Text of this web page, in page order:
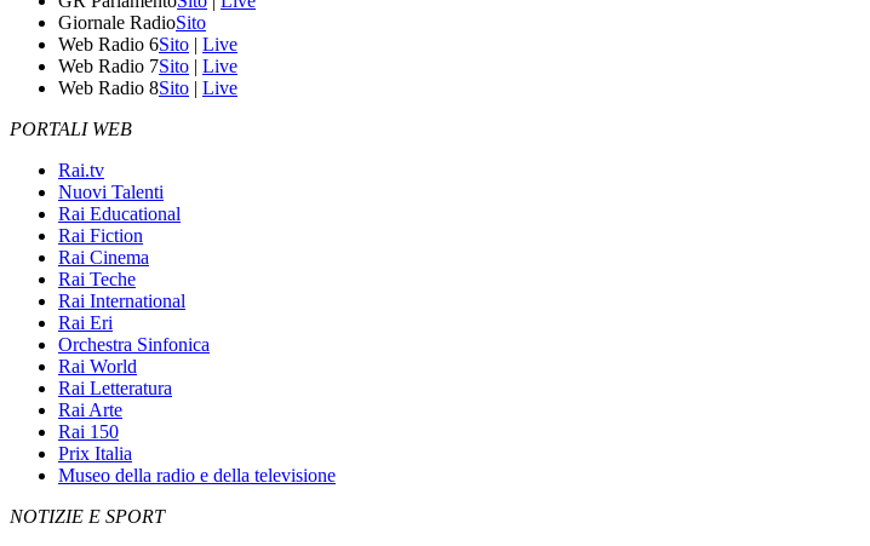
Giornale RadioSito
Web Radio 6Sito | Live
Web Radio 7Sito | Live
Web Radio 8Sito | Live
PORTALI WEB
Rai.tv
Nuovi Talenti
Rai Educational
Rai Fiction
Rai Cinema
Rai Teche
Rai International
Rai Eri
Orchestra Sinfonica
Rai World
Rai Letteratura
Rai Arte
Rai 150
Prix Italia
Museo della radio e della televisione
NOTIZIE E SPORT